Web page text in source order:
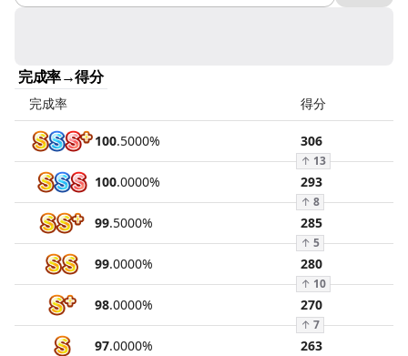
完成率→得分
完成率 得分
100.5000% 306
↑ 13
100.0000% 293
↑ 8
99.5000% 285
↑ 5
99.0000% 280
↑ 10
98.0000% 270
↑ 7
97.0000% 263